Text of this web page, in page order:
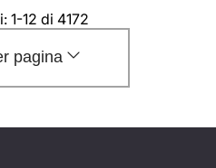
1-12 di 4172
pagina